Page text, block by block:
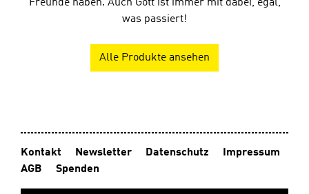
Freunde haben. Auch Gott ist immer mit dabei, egal,
was passiert!
Alle Produkte ansehen
Kontakt Newsletter Datenschutz
Impressum
AGB
Spenden